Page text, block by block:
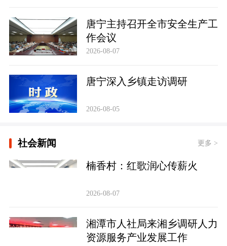
唐宁主持召开全市安全生产工
作会议
2026-08-07
唐宁深入乡镇走访调研
2026-08-05
社会新闻 更多 >
楠香村：红歌润心传薪火
2026-08-07
湘潭市人社局来湘乡调研人力
资源服务产业发展工作